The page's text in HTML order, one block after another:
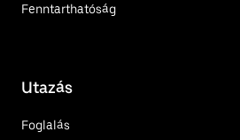
Fenntarthatóság
Utazás
Foglalás